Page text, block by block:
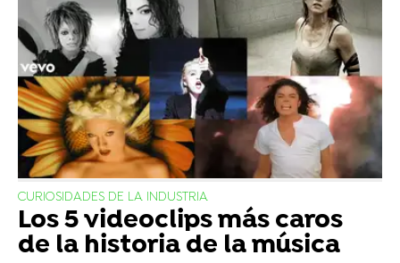
CURIOSIDADES DE LA INDUSTRIA
Los 5 videoclips más caros
de la historia de la música